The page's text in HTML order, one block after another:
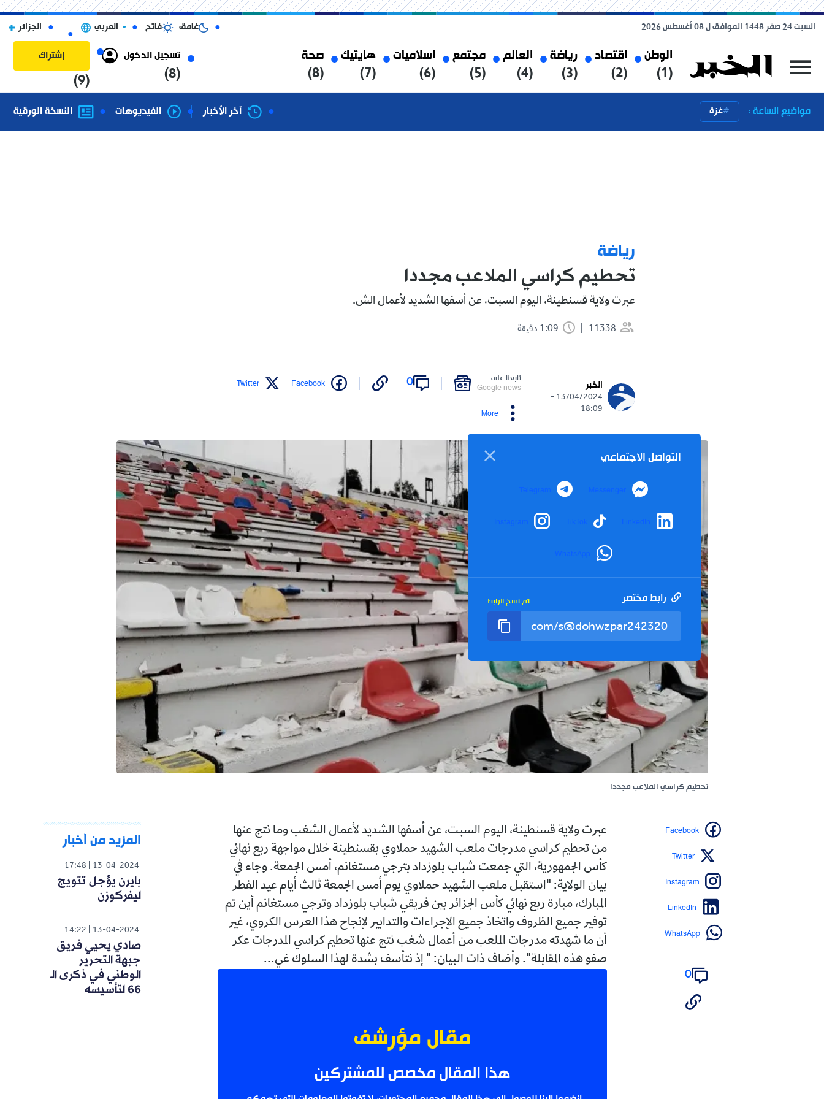
الوطن
(1)
اقتصاد
(2)
رياضة
(3)
العالم
(4)
مجتمع
(5)
اسلاميات
(6)
هايتيك
(7)
صحة
(8)
تسجيل الدخول
(8)
إشتراك
(9)
السبت 24 صفر 1448 الموافق ل 08 أغسطس 2026 غامق فاتح العربي الجزائر
مواضيع الساعة : غزة آخر الأخبار الفيديوهات النسخة الورقية
رياضة
تحطيم كراسي الملاعب مجددا
عبرت ولاية قسنطينة، اليوم السبت، عن أسفها الشديد لأعمال الش.
11338
الخبر
13/04/2024 -
18:09
تابعنا على
Google news
0
Facebook
Twitter
More
التواصل الاجتماعي
Messenger
Telegram
LinkedIn
TikTok
Instagram
WhatsApp
رابط مختصر تم نسخ الرابط
تحطيم كراسي الملاعب مجددا
عبرت ولاية قسنطينة، اليوم السبت، عن أسفها الشديد لأعمال الشغب وما نتج عنها
من تحطيم كراسي مدرجات ملعب الشهيد حملاوي بقسنطينة خلال مواجهة ربع نهائي
كأس الجمهورية، التي جمعت شباب بلوزداد بترجي مستغانم، أمس الجمعة. وجاء في
بيان الولاية: "استقبل ملعب الشهيد حملاوي يوم أمس الجمعة ثالث أيام عيد الفطر
المبارك، مبارة ربع نهائي كأس الجزائر بين فريقي شباب بلوزداد وترجي مستغانم أين تم
توفير جميع الظروف واتخاذ جميع الإجراءات والتدابير لإنجاح هذا العرس الكروي، غير
أن ما شهدته مدرجات الملعب من أعمال شغب نتج عنها تحطيم كراسي المدرجات عكر
صفو هذه المقابلة". وأضاف ذات البيان: " إذ نتأسف بشدة لهذا السلوك غي...
مقال مؤرشف
هذا المقال مخصص للمشتركين
Facebook
Twitter
Instagram
LinkedIn
WhatsApp
0
المزيد من أخبار
13-04-2024
17:48
بايرن يؤجل تتويج
ليفركوزن
13-04-2024
14:22
صادي يحيي فريق
جبهة التحرير
الوطني في ذكرى الـ
66 لتأسيسه